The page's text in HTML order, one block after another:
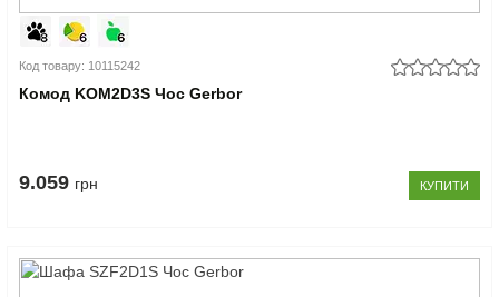
Код товару: 10115242
Комод KOM2D3S Чос Gerbor
9.059 грн КУПИТИ